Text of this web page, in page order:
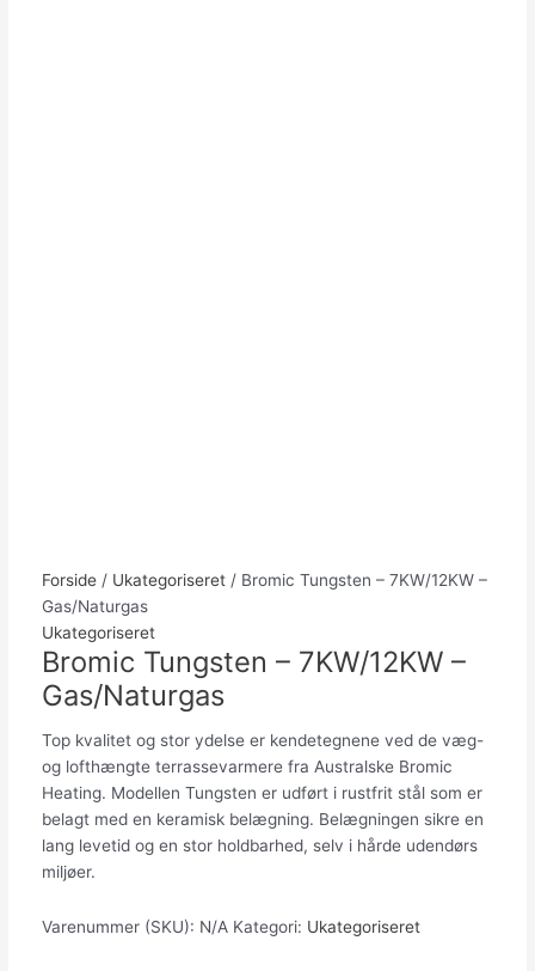
Forside/ Ukategoriseret/ Bromic Tungsten – 7KW/12KW –
Gas/Naturgas
Ukategoriseret
Bromic Tungsten – 7KW/12KW –
Gas/Naturgas
Top kvalitet og stor ydelse er kendetegnene ved de væg-
og lofthængte terrassevarmere fra Australske Bromic
Heating. Modellen Tungsten er udført i rustfrit stål som er
belagt med en keramisk belægning. Belægningen sikre en
lang levetid og en stor holdbarhed, selv i hårde udendørs
miljøer.
Varenummer (SKU): N/A Kategori: Ukategoriseret